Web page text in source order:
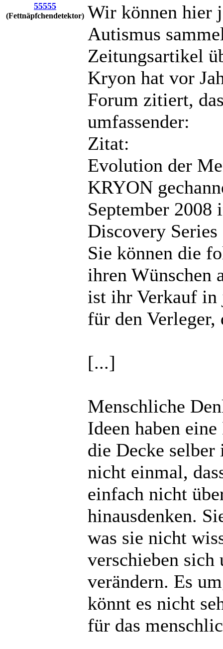
55555
(Fettnäpfchendetektor) Wir können hier
Autismus
Zeitungsartikel
Kryon hat vor
Forum zitiert,
umfassender:
Zitat:
Evolution der
KRYON
September
Discovery Series
Sie können die
ihren Wünschen
ist ihr Verkauf in
für den
[...]
Menschliche
Ideen haben
die Decke
nicht einmal,
einfach nicht
hinausdenken.
was sie nicht
verschieben sich
verändern. Es
könnt es nicht
für das